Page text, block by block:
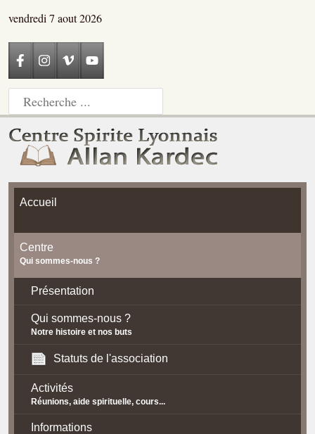
vendredi 7 aout 2026
Accueil
Centre
Qui sommes-nous ?
Présentation
Qui sommes-nous ?
Notre histoire et nos buts
Statuts de l'association
Activités
Réunions, aide spirituelle, cours...
Informations